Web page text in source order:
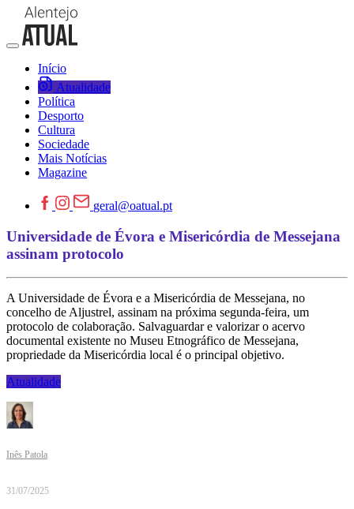
Início
Atualidade
Política
Desporto
Cultura
Sociedade
Mais Notícias
Magazine
geral@oatual.pt
Universidade de Évora e Misericórdia de Messejana
assinam protocolo
A Universidade de Évora e a Misericórdia de Messejana, no
concelho de Aljustrel, assinam na próxima segunda-feira, um
protocolo de colaboração. Salvaguardar e valorizar o acervo
documental existente no Museu Etnográfico de Messejana,
propriedade da Misericórdia local é o principal objetivo.
Atualidade
Inês Patola
31/07/2025